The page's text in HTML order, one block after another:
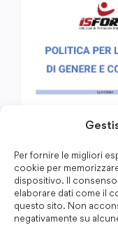
Per fornire le migliori
cookie per
dispositivo. Il
elaborare dati come il
questo sito. Non
negativamente su